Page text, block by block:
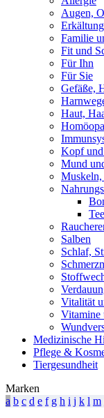
Augen,
Familie
Fit und
Für Ihn
Für Sie
Gefäße,
Haut,
Kopf
Mund
Tee
Salben
Schlaf,
Vitalität
Vitamine
Medizinische
Pflege &
Tiergesundheit
Marken
a b c d e f g h i j k l m